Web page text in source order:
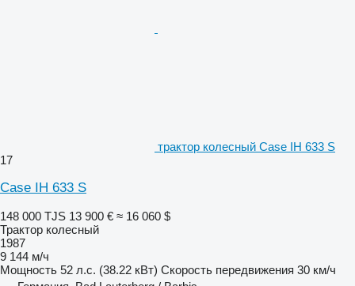
трактор колесный Case IH 633 S
17
Case IH 633 S
148 000 TJS 13 900 € ≈ 16 060 $
Трактор колесный
1987
9 144 м/ч
Мощность 52 л.с. (38.22 кВт) Скорость передвижения 30 км/ч